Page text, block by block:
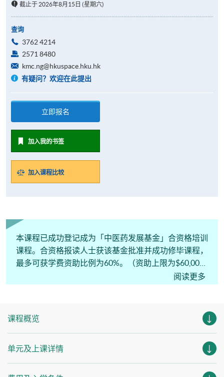
截止于 2026年8月15日 (星期六)
查询
3762 4214
2571 8480
kmc.ng@hkuspace.hku.hk
有疑问？欢迎在此提出
立即报名
加入我的书签
加入课程比较
本课程已成功登记成为「中医药发展基金」合资格培训
课程。合资格报读人士获该基金批准并成功修毕课程，
最多可获学费资助比例为60%。（资助上限为$60,000
阅读更多
课程概览
单元及上课详情